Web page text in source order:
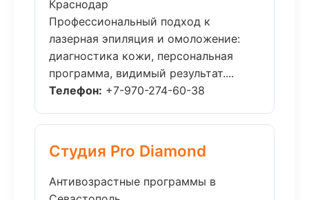
Краснодар
Профессиональный подход к
лазерная эпиляция и омоложение:
диагностика кожи, персональная
программа, видимый результат....
Телефон: +7-970-274-60-38
Студия Pro Diamond
Антивозрастные программы в